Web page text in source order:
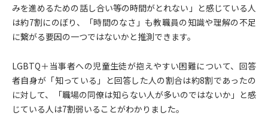
みを進めるための話し合い等の時間がとれない」と感じている人
は約7割にのぼり、「時間のなさ」も教職員の知識や理解の不足
に繋がる要因の一つではないかと推測できます。
LGBTQ＋当事者への児童生徒が抱えやすい困難について、回答
者自身が「知っている」と回答した人の割合は約8割であったの
に対して、「職場の同僚は知らない人が多いのではないか」と感
じている人は7割弱いることがわかりました。